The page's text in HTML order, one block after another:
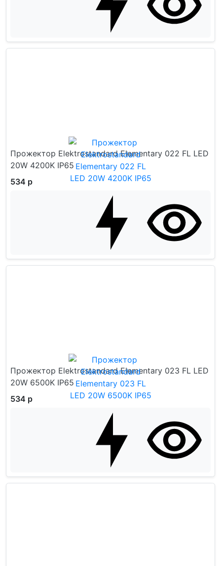
Прожектор Elektrostandard Elementary 022 FL LED
20W 4200K IP65
534 р
Прожектор Elektrostandard Elementary 023 FL LED
20W 6500K IP65
534 р